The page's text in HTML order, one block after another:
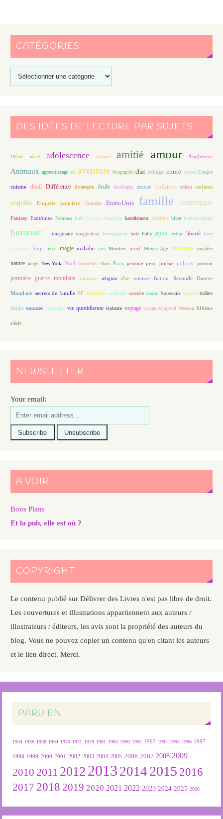
CATÉGORIES
DES IDÉES DE LECTURE PAR SUJETS
19ème siècle adolescence Afrique amitié amour Angleterre
Animaux apprentissage art aventure biographie chat collège conte contes Couple
cuisine deuil Différence dystopie école écologie écriture enfance enfant enfants
enquête Enquête policière Entraide Etats-Unis famille fantastique
Fantasy Fantômes Femmes forêt Guerre handicap harcèlement histoire hiver homosexualité
humour île imaginaire imagination Immigration Inde Italie japon lecture liberté livre
Londres loup lycée magie maladie mer Meurtres mort Moyen Age musique mystère
nature neige New-York Noël nouvelles Ours Paris peinture peur poésie policier pouvoir
première guerre mondiale racisme religion rêve science fiction Seconde Guerre
Mondiale secrets de famille SF Solidarité solitude sorcière souris Souvenirs survie théâtre
thriller vacances vengeance vie quotidienne violence voyage voyage temporel Western XIXème
siècle
NEWSLETTER
Your email:
A VOIR
Bons Plans
Et la pub, elle est où ?
COPYRIGHT
Le contenu publié sur Délivrer des Livres n'est pas libre de droit.
Les couvertures et illustrations appartiennent aux auteurs /
illustrateurs / éditeurs, les avis sont la propriété des auteurs du
blog. Vous ne pouvez copier un contenu qu'en citant les auteurs
et le lien direct. Merci.
PARU EN
1934 1936 1938 1964 1970 1971 1979 1981 1983 1990 1992 1993 1994 1995 1996 1997
1998 1999 2000 2001 2002 2003 2004 2005 2006 2007 2008 2009
2010 2011 2012 2013 2014 2015 2016
2017 2018 2019 2020 2021 2022 2023 2024 2025 2026